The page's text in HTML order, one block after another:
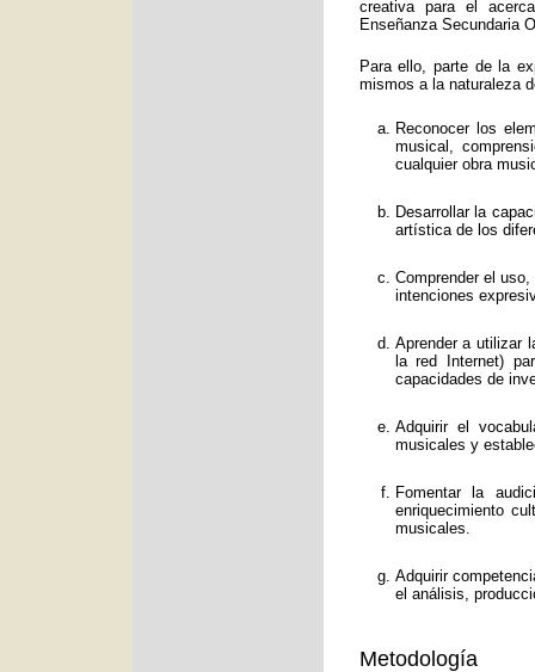
creativa para el
Enseñanza Secundaria
Para ello, parte de la
mismos a la naturaleza
Reconocer los
musical,
cualquier obra
Desarrollar la
artística de los
Comprender el
intenciones
Aprender a utilizar
la red Internet)
capacidades de
Adquirir el
musicales y
Fomentar la
enriquecimiento
musicales.
Adquirir
el análisis,
Metodología